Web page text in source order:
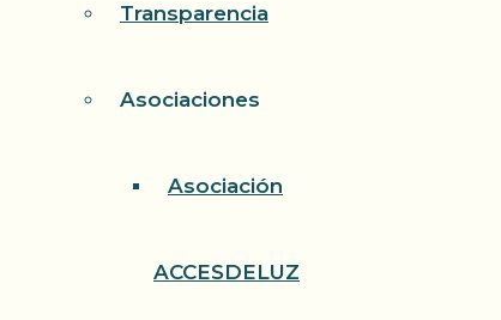
Transparencia
Asociaciones
Asociación
ACCESDELUZ